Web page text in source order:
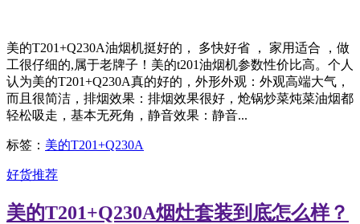
美的T201+Q230A油烟机挺好的， 多快好省 ， 家用适合 ，做
工很仔细的,属于老牌子！美的t201油烟机参数性价比高。个人
认为美的T201+Q230A真的好的，外形外观：外观高端大气，
而且很简洁，排烟效果：排烟效果很好，炝锅炒菜炖菜油烟都
轻松吸走，基本无死角，静音效果：静音...
标签： 美的T201+Q230A
好货推荐
美的T201+Q230A烟灶套装到底怎么样？